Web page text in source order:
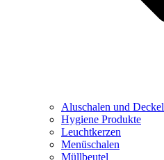
Aluschalen und Deckel
Hygiene Produkte
Leuchtkerzen
Menüschalen
Müllbeutel